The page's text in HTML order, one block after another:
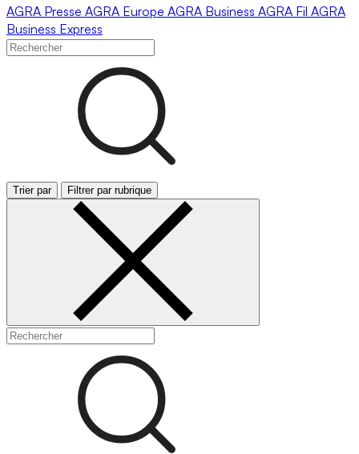
AGRA Presse AGRA Europe AGRA Business AGRA Fil AGRA
Business Express
Trier par Filtrer par rubrique